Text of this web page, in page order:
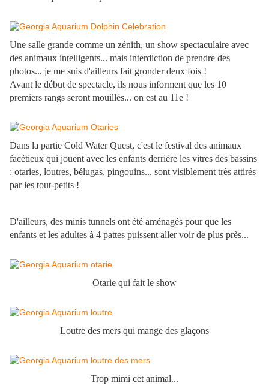
Une salle grande comme un zénith, un show spectaculaire avec
des animaux intelligents... mais interdiction de prendre des
photos... je me suis d'ailleurs fait gronder deux fois !
Avant le début de spectacle, ils nous informent que les 10
premiers rangs seront mouillés... on est au 11e !
Dans la partie Cold Water Quest, c'est le festival des animaux
facétieux qui jouent avec les enfants derrière les vitres des bassins
: otaries, loutres, bélugas, pingouins... sont visiblement très attirés
par les tout-petits !
D'ailleurs, des minis tunnels ont été aménagés pour que les
enfants et les adultes à 4 pattes puissent aller voir de plus près...
Otarie qui fait le show
Loutre des mers qui mange des glaçons
Trop mimi cet animal...